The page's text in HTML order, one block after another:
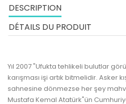
DESCRIPTION
DÉTAILS DU PRODUIT
Yıl 2007 "Ufukta tehlikeli bulutlar
karışması işi artık bitmelidir. Asker
sahnesine dönmezse her şey
Mustafa Kemal Atatürk"ün